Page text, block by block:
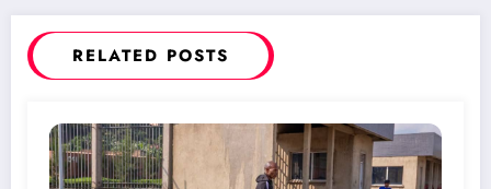
RELATED POSTS